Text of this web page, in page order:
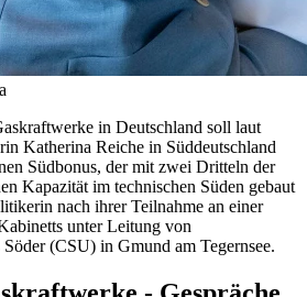
in Deutschland soll laut
Katherina Reiche in Süddeutschland
Südbonus, der mit zwei Dritteln der
Kapazität im technischen Süden gebaut
nach ihrer Teilnahme an einer
unter Leitung von
(CSU) in Gmund am Tegernsee.